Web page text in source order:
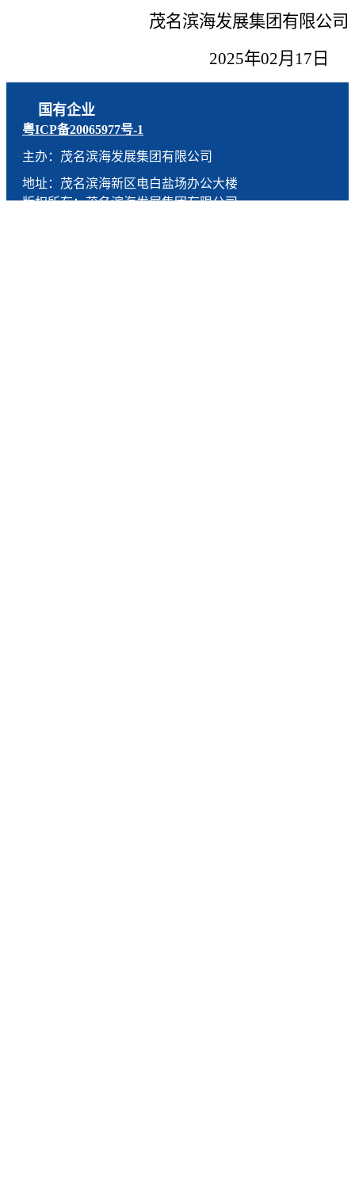
茂名滨海发展集团有限公司
2025年02月 17 日
国有企业
粤ICP备20065977号-1
主办：茂名滨海发展集团有限公司
地址：茂名滨海新区电白盐场办公大楼
版权所有：茂名滨海发展集团有限公司